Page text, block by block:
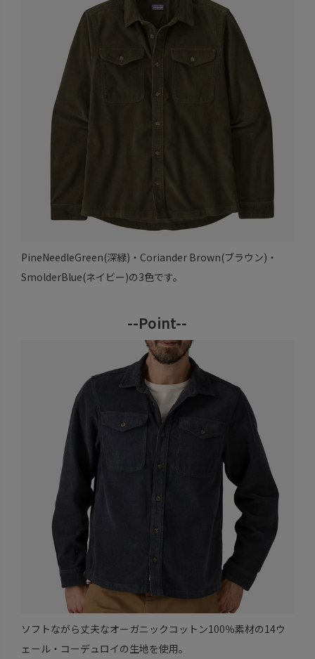
PineNeedleGreen(深緑)・Coriander Brown(ブラウン)・
SmolderBlue(ネイビー)の3色です。
--Point--
ソフトながら丈夫なオーガニックコットン100％素材の14ウ
ェール・コーデュロイの生地を使用。